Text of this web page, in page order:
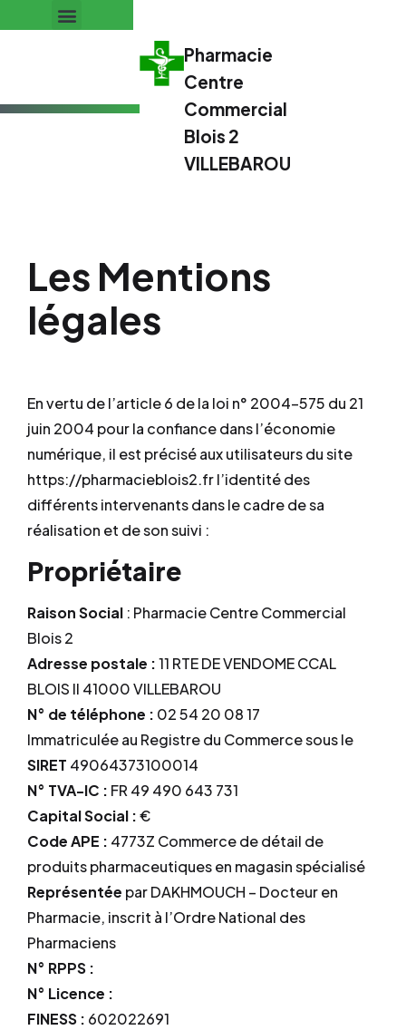
Pharmacie
Centre
Commercial
Blois 2
VILLEBAROU
Les Mentions
légales
En vertu de l’article 6 de la loi n° 2004-575 du 21
juin 2004 pour la confiance dans l’économie
numérique, il est précisé aux utilisateurs du site
https://pharmacieblois2.fr l’identité des
différents intervenants dans le cadre de sa
réalisation et de son suivi :
Propriétaire
Raison Social : Pharmacie Centre Commercial
Blois 2
Adresse postale :11 RTE DE VENDOME CCAL
BLOIS II 41000 VILLEBAROU
N° de téléphone : 02 54 20 08 17
Immatriculée au Registre du Commerce sous le
SIRET 49064373100014
N° TVA-IC : FR 49 490 643 731
Capital Social :€
Code APE : 4773Z Commerce de détail de
produits pharmaceutiques en magasin spécialisé
Représentée par DAKHMOUCH – Docteur en
Pharmacie, inscrit à l’Ordre National des
Pharmaciens
N° RPPS :
N° Licence :
FINESS : 602022691